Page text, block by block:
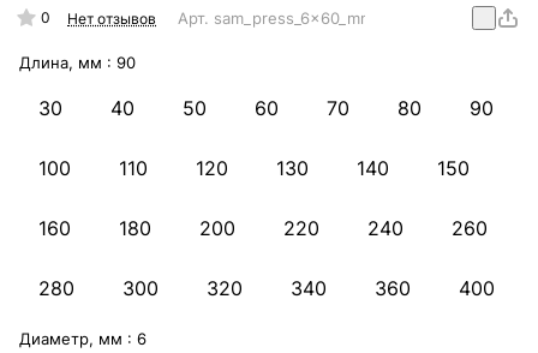
0 Нет отзывов Арт. sam_press_6x60_mm_konstr
Длина, мм : 90
30 40 50 60 70 80 90
100 110 120 130 140 150
160 180 200 220 240 260
280 300 320 340 360 400
Диаметр, мм : 6